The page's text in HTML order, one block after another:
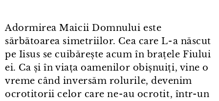
Adormirea Maicii Domnului este
sărbătoarea simetriilor. Cea care L⁠-⁠a născut
pe Iisus se cuibărește acum în brațele Fiului
ei. Ca și în viața oamenilor obișnuiți, vine o
vreme când inversăm rolurile, devenim
ocrotitorii celor care ne⁠-⁠au ocrotit, într⁠-⁠un